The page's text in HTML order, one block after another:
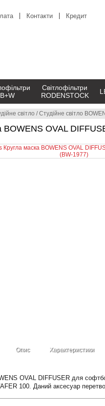
світло /Студійне світло
BOWENS OVAL
Опис Характеристики
OVAL DIFFUSER для
100. Даний аксесуар
Контакти Кредит
B+W
Світлофільтри
RODENSTOCK